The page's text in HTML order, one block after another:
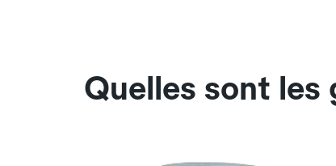
Quelles sont les